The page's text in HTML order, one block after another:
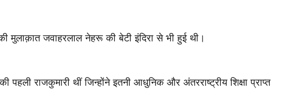
मुलाक़ात जवाहरलाल नेहरू की बेटी इंदिरा से भी हुई थी।
पहली राजकुमारी थीं जिन्होंने इतनी आधुनिक और अंतरराष्ट्रीय शिक्षा प्राप्त